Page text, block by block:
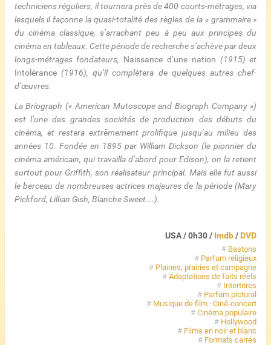
techniciens réguliers, il tournera près de 400 courts-métrages, via
lesquels il façonne la quasi-totalité des règles de la « grammaire »
du cinéma classique, s’arrachant peu à peu aux principes du
cinéma en tableaux. Cette période de recherche s’achève par deux
longs-métrages fondateurs, Naissance d’une nation (1915) et
Intolérance(1916), qu’il complètera de quelques autres chef-
d’œuvres.
La Briograph (« American Mutoscope and Biograph Company »)
est l’une des grandes sociétés de production des débuts du
cinéma, et restera extrêmement prolifique jusqu’au milieu des
années 10. Fondée en 1895 par William Dickson (le pionnier du
cinéma américain, qui travailla d’abord pour Edison), on la retient
surtout pour Griffith, son réalisateur principal. Mais elle fut aussi
le berceau de nombreuses actrices majeures de la période (Mary
Pickford, Lillian Gish, Blanche Sweet…).
USA / 0h30 / Imdb/ DVD
# Bastons
# Parfum religieux
# Plaines, prairies et campagne
#Adaptations de faits réels
# Intertitres
# Parfum pictural
# Musique de film · Ciné-concert
#Cinéma populaire
# Hollywood
# Films en noir et blanc
# Formats carrés